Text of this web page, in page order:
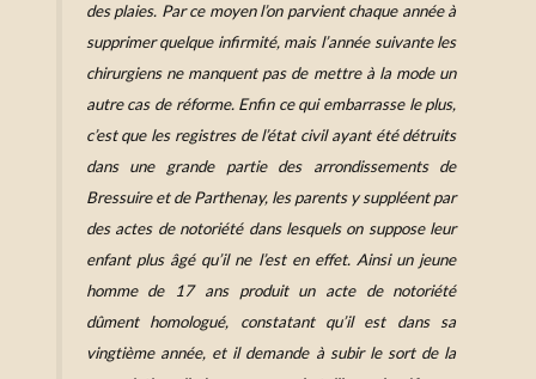
des plaies. Par ce moyen l’on parvient chaque année à
supprimer quelque infirmité, mais l’année suivante les
chirurgiens ne manquent pas de mettre à la mode un
autre cas de réforme. Enfin ce qui embarrasse le plus,
c’est que les registres de l’état civil ayant été détruits
dans une grande partie des arrondissements de
Bressuire et de Parthenay, les parents y suppléent par
des actes de notoriété dans lesquels on suppose leur
enfant plus âgé qu’il ne l’est en effet. Ainsi un jeune
homme de 17 ans produit un acte de notoriété
dûment homologué, constatant qu’il est dans sa
vingtième année, et il demande à subir le sort de la